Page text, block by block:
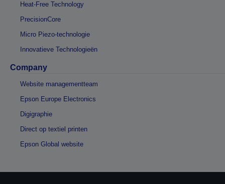
Heat-Free Technology
PrecisionCore
Micro Piezo-technologie
Innovatieve Technologieën
Company
Website managementteam
Epson Europe Electronics
Digigraphie
Direct op textiel printen
Epson Global website